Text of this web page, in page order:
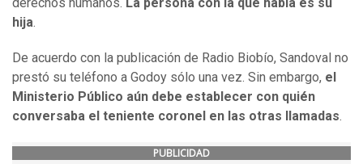
derechos humanos. La persona con la que habla es su
hija.
De acuerdo con la publicación de Radio Biobío, Sandoval no
prestó su teléfono a Godoy sólo una vez. Sin embargo, el
Ministerio Público aún debe establecer con quién
conversaba el teniente coronel en las otras llamadas.
PUBLICIDAD